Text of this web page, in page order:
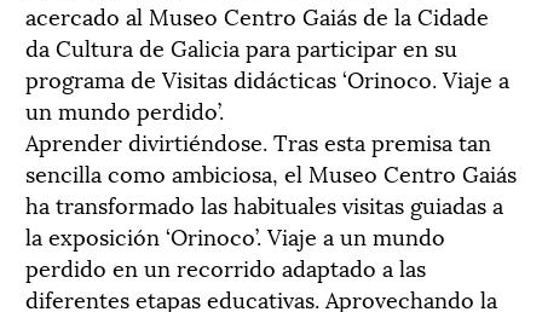
acercado al Museo Centro Gaiás de la Cidade
da Cultura de Galicia para participar en su
programa de Visitas didácticas ‘Orinoco. Viaje a
un mundo perdido’.
Aprender divirtiéndose. Tras esta premisa tan
sencilla como ambiciosa, el Museo Centro Gaiás
ha transformado las habituales visitas guiadas a
la exposición ‘Orinoco’. Viaje a un mundo
perdido en un recorrido adaptado a las
diferentes etapas educativas. Aprovechando la